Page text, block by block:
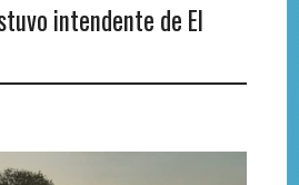
intendente de El